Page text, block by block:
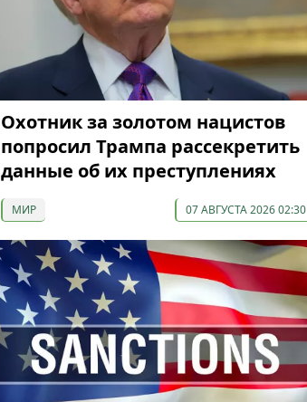
Охотник за золотом нацистов
попросил Трампа рассекретить
данные об их преступлениях
МИР 07 АВГУСТА 2026 02:30